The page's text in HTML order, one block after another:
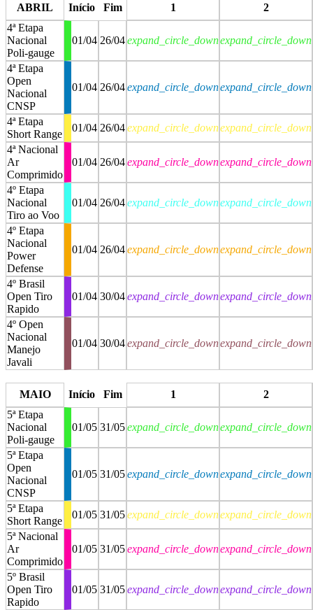
ABRIL
Início Fim 1
2
4ª Etapa
Nacional
Poli-gauge
01/04 26/04expand_circle_downexpand_circle_down
4ª Etapa
Open
Nacional
CNSP
01/04 26/04expand_circle_downexpand_circle_down
4ª Etapa
Short Range
01/04 26/04expand_circle_downexpand_circle_down
4ª Nacional
Ar
Comprimido
01/04 26/04expand_circle_downexpand_circle_down
4º Etapa
Nacional
Tiro ao Voo
01/04 26/04expand_circle_downexpand_circle_down
4º Etapa
Nacional
Power
Defense
01/04 26/04expand_circle_downexpand_circle_down
4º Brasil
Open Tiro
Rapido
01/04 30/04expand_circle_downexpand_circle_down
4º Open
Nacional
Manejo
Javali
01/04 30/04expand_circle_downexpand_circle_down
MAIO
Início Fim 1
2
5ª Etapa
Nacional
Poli-gauge
01/05 31/05expand_circle_downexpand_circle_down
5ª Etapa
Open
Nacional
CNSP
01/05 31/05expand_circle_downexpand_circle_down
5ª Etapa
Short Range
01/05 31/05expand_circle_downexpand_circle_down
5ª Nacional
Ar
Comprimido
01/05 31/05expand_circle_downexpand_circle_down
5º Brasil
Open Tiro
Rapido
01/05 31/05expand_circle_downexpand_circle_down